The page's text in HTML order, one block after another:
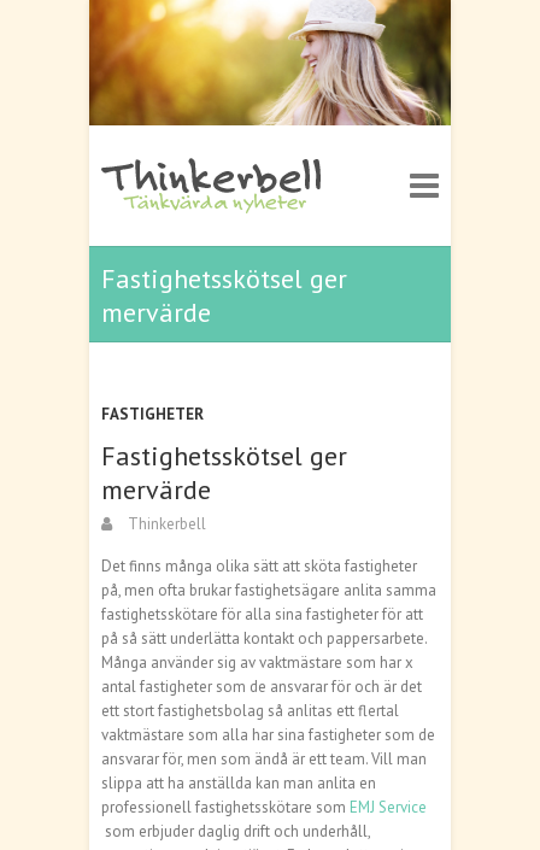
Fastighetsskötsel ger
mervärde
FASTIGHETER
Fastighetsskötsel ger
mervärde
Thinkerbell
Det finns många olika sätt att sköta fastigheter
på, men ofta brukar fastighetsägare anlita samma
fastighetsskötare för alla sina fastigheter för att
på så sätt underlätta kontakt och pappersarbete.
Många använder sig av vaktmästare som har x
antal fastigheter som de ansvarar för och är det
ett stort fastighetsbolag så anlitas ett flertal
vaktmästare som alla har sina fastigheter som de
ansvarar för, men som ändå är ett team. Vill man
slippa att ha anställda kan man anlita en
professionell fastighetsskötare som EMJ Service
som erbjuder daglig drift och underhåll,